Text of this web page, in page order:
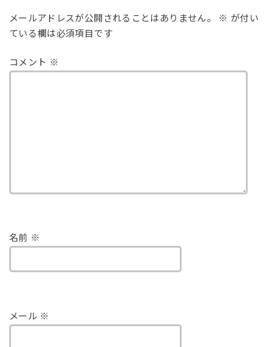
メールアドレスが公開されることはありません。 ※ が付い
ている欄は必須項目です
コメント ※
名前 ※
メール ※